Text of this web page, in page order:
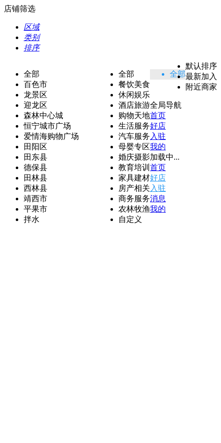
店铺筛选
区域
类别
排序
全部
百色市
龙景区
迎龙区
森林中心城
恒宁城市广场
爱情海购物广场
田阳区
田东县
德保县
田林县
西林县
靖西市
平果市
拌水
全部
餐饮美食
休闲娱乐
酒店旅游
购物天地
生活服务
汽车服务
母婴专区
婚庆摄影
教育培训
家具建材
房产相关
商务服务
农林牧渔
自定义
全部
默认排序
最新加入
附近商家
全局导航
首页
好店
入驻
我的
加载中...
首页
好店
入驻
消息
我的